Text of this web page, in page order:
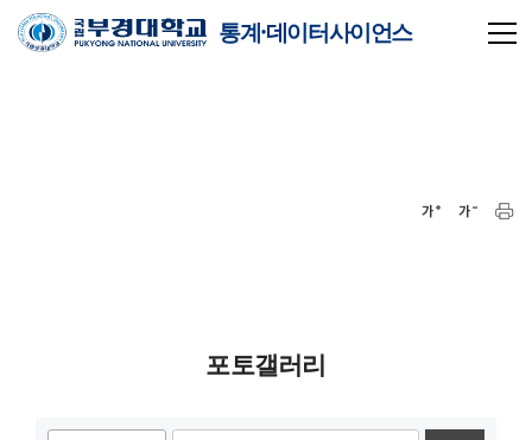
통계·데이터사이언스
포토갤러리